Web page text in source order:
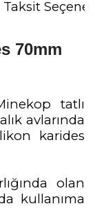
Taksit
70mm
tatlı
avlarında
karides
olan
kullanıma